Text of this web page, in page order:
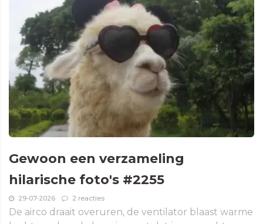
Gewoon een verzameling
hilarische foto's #2255
29-07-2026 2 reacties
De airco draait overuren, de ventilator blaast warme